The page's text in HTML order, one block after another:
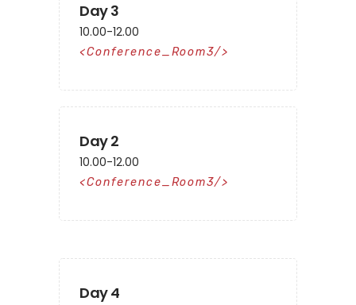
Day 3
10.00-12.00
Conference_Room3
Day 2
10.00-12.00
Conference_Room3
Day 4